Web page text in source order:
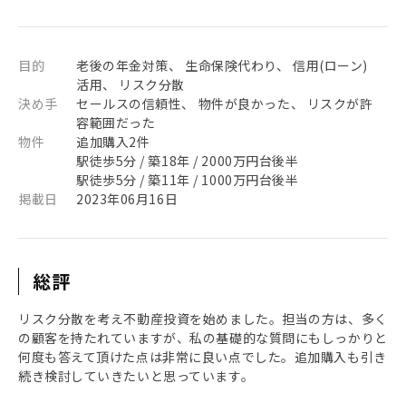
目的
老後の年金対策、 生命保険代わり、 信用(ローン)
活用、 リスク分散
決め手
セールスの信頼性、 物件が良かった、 リスクが許
容範囲だった
物件
追加購入2件
駅徒歩5分 / 築18年 / 2000万円台後半
駅徒歩5分 / 築11年 / 1000万円台後半
掲載日
2023年06月16日
総評
リスク分散を考え不動産投資を始めました。担当の方は、多く
の顧客を持たれていますが、私の基礎的な質問にもしっかりと
何度も答えて頂けた点は非常に良い点でした。追加購入も引き
続き検討していきたいと思っています。